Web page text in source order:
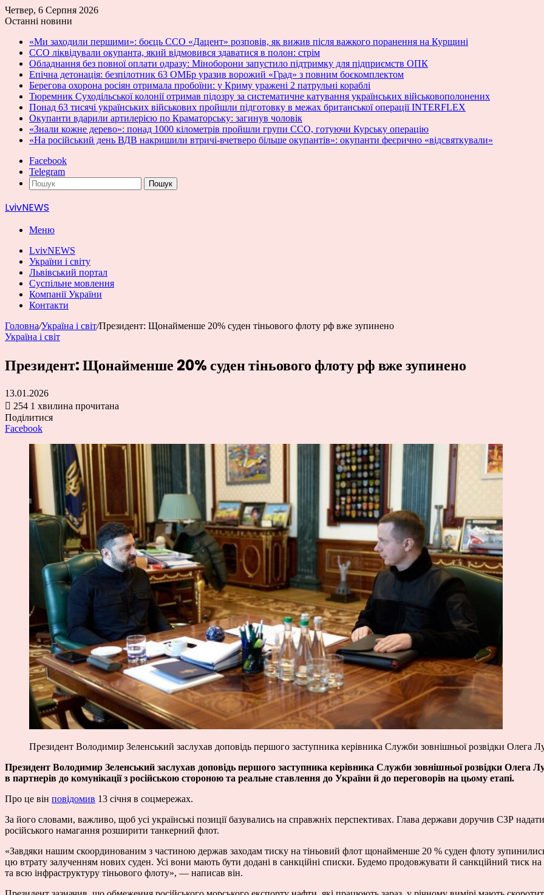
Четвер, 6 Серпня 2026
Останні новини
«Ми заходили першими»: боєць ССО «Дацент» розповів, як вижив після важкого поранення на Курщині
ССО ліквідували окупанта, який відмовився здаватися в полон: стрім
Обладнання без повної оплати одразу: Міноборони запустило підтримку для підприємств ОПК
Епічна детонація: безпілотник 63 ОМБр уразив ворожий «Град» з повним боєкомплектом
Берегова охорона росіян отримала пробоїни: у Криму уражені 2 патрульні кораблі
Тюремник Суходільської колонії отримав підозру за систематичне катування українських військовополонених
Понад 63 тисячі українських військових пройшли підготовку в межах британської операції INTERFLEX
Окупанти вдарили артилерією по Краматорську: загинув чоловік
«Знали кожне дерево»: понад 1000 кілометрів пройшли групи ССО, готуючи Курську операцію
«На російський день ВДВ накришили втричі-вчетверо більше окупантів»: окупанти феєрично «відсвяткували»
Facebook
Telegram
Пошук
LvivNEWS
Меню
LvivNEWS
України і світу
Львівський портал
Суспільне мовлення
Компанії України
Контакти
Головна/Україна і світ/Президент: Щонайменше 20% суден тіньового флоту рф вже зупинено
Україна і світ
Президент: Щонайменше 20% суден тіньового флоту рф вже зупинено
13.01.2026
254 1 хвилина прочитана
Поділитися
Facebook
Президент Володимир Зеленський заслухав доповідь першого заступника керівника Служби зовнішньої розвідки Олега
Президент Володимир Зеленський заслухав доповідь першого заступника керівника Служби зовнішньої розвідки Олега
в партнерів до комунікації з російською стороною та реальне ставлення до України й до переговорів на цьому етапі.
Про це він повідомив 13 січня в соцмережах.
За його словами, важливо, щоб усі українські позиції базувались на справжніх перспективах. Глава держави доручив СЗР
російського намагання розширити танкерний флот.
«Завдяки нашим скоординованим з частиною держав заходам тиску на тіньовий флот щонайменше 20 % суден флоту
цю втрату залученням нових суден. Усі вони мають бути додані в санкційні списки. Будемо продовжувати й санкційний тиск на
та всю інфраструктуру тіньового флоту», — написав він.